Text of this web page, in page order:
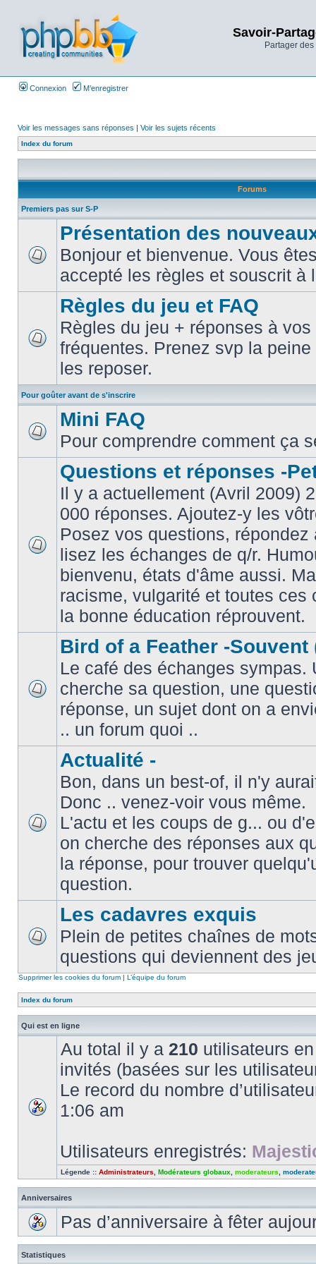
Savoir-
Partager
Connexion M’enregistrer
Voir les messages sans réponses | Voir les sujets récents
Index du forum
Forums
Premiers pas sur S-P
Présentation des
Bonjour et bienvenue. Vous
accepté les règles et souscrit à
Règles du jeu et FAQ
Règles du jeu + réponses à
fréquentes. Prenez svp la
les reposer.
Pour goûter avant de s'inscrire
Mini FAQ
Pour comprendre comment ça
Questions et réponses -
Il y a actuellement (Avril 2009)
000 réponses. Ajoutez-y les
Posez vos questions,
lisez les échanges de q/r.
bienvenu, états d'âme aussi.
racisme, vulgarité et toutes ces
la bonne éducation réprouvent.
Bird of a Feather -Souvent
Le café des échanges sympas.
cherche sa question, une
réponse, un sujet dont on a
.. un forum quoi ..
Actualité -
Bon, dans un best-of, il n'y
Donc .. venez-voir vous même.
L'actu et les coups de g... ou
on cherche des réponses aux
la réponse, pour trouver
question.
Les cadavres exquis
Plein de petites chaînes de
questions qui deviennent des
Supprimer les cookies du forum | L’équipe du forum
Index du forum
Qui est en ligne
Au total il y a 210 utilisateurs
invités (basées sur les
Le record du nombre
1:06 am
Utilisateurs enregistrés:
Légende :: Administrateurs Modérateurs globaux moderateurs
Anniversaires
Pas d’anniversaire à fêter
Statistiques